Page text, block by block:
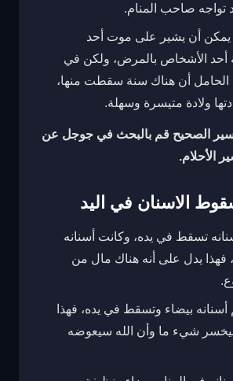
تواجه صاحب المنام.
يمكن أن يشير على موت أحد
أحد الأشخاص بالمرض، ولكن في
الحامل أن هناك سنة سقطت منها،
ولادة متيسرة وسهلة.
الصحيح قم بالبحث في جوجل عن
الأحلام.
الاسنان في اليد
تسقط في يده، وكانت أسنانه
فهذا يدل على أنه هناك مال من
أسنانه بيضاء وتسقط في يده، فهذا
شيء ما وأن الله سيعوضه